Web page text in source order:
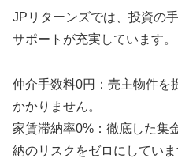
JPリターンズでは、投資の
サポートが充実しています。
仲介手数料0円：売主物件を
かかりません。
家賃滞納率0%：徹底した集
納のリスクをゼロにしていま